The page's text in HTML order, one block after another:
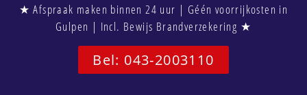
★ Afspraak maken binnen 24 uur | Géén voorrijkosten in
Gulpen | Incl. Bewijs Brandverzekering ★
Bel: 043-2003110